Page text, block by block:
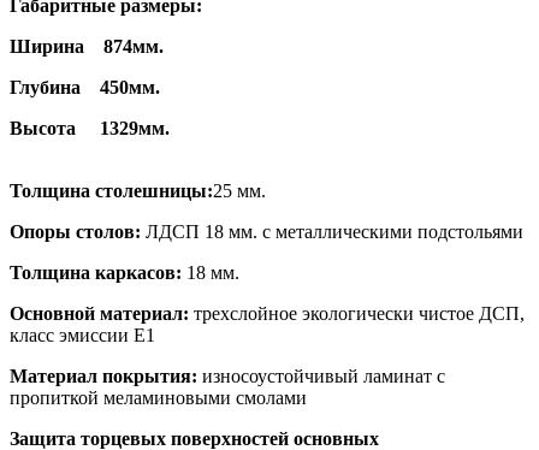
Габаритные размеры:
Ширина 874мм.
Глубина 450мм.
Высота 1329мм.
Толщина столешницы:25 мм.
Опоры столов: ЛДСП 18 мм. с металлическими подстольями
Толщина каркасов: 18 мм.
Основной материал: трехслойное экологически чистое ДСП,
класс эмиссии Е1
Материал покрытия: износоустойчивый ламинат с
пропиткой меламиновыми смолами
Защита торцевых поверхностей основных